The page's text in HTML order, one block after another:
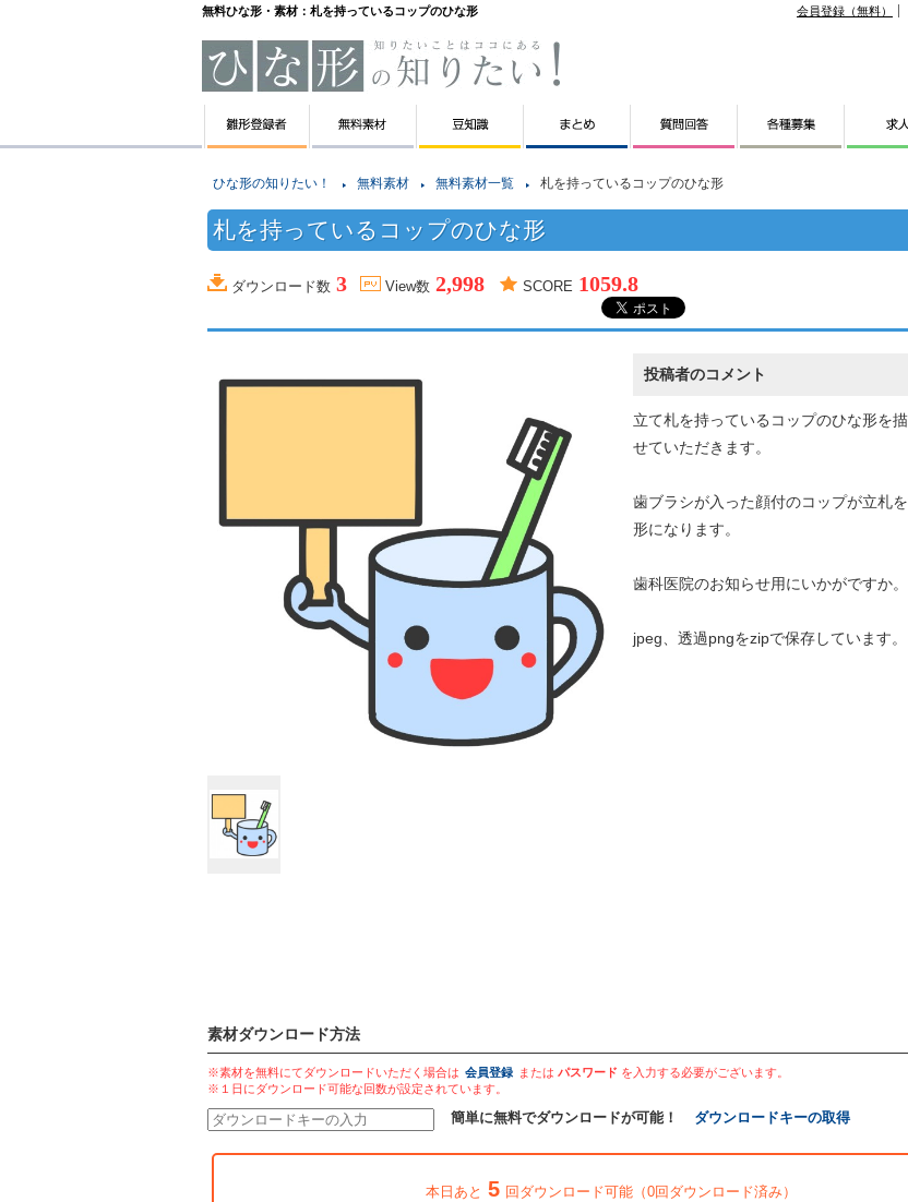
無料ひな形・素材：札を持っているコップのひな形 会員登録（無料）
ひな形の知りたい！ 無料素材 無料素材一覧 札を持っているコップのひな形
札を持っているコップのひな形
ダウンロード数 3 View数 2,998 SCORE 1059.8
投稿者のコメント
立て札を持っているコップのひな形を
せていただきます。
歯ブラシが入った顔付のコップが立札
形になります。
歯科医院のお知らせ用にいかがですか。
jpeg、透過pngをzipで保存しています。
素材ダウンロード方法
※素材を無料にてダウンロードいただく場合は 会員登録 または パスワード を入力する必要がございます。
※１日にダウンロード可能な回数が設定されています。
簡単に無料でダウンロードが可能！ ダウンロードキーの取得
本日あと 5 回ダウンロード可能（0回ダウンロード済み）